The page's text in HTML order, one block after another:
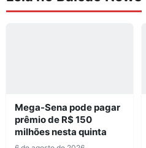
Mega-Sena pode pagar
prêmio de R$ 150
milhões nesta quinta